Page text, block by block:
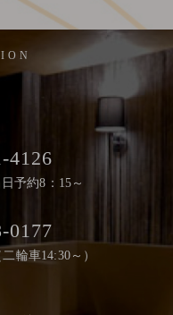
4126
予約8：15～
0177
輪車14:30～）